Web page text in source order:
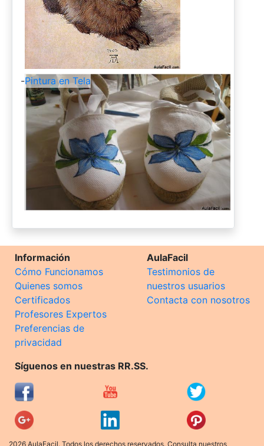
-Pintura en Tela
Información
Cómo Funcionamos
Quienes somos
Certificados
Profesores Expertos
Preferencias de
privacidad
AulaFacil
Testimonios de
nuestros usuarios
Contacta con nosotros
Síguenos en nuestras RR.SS.
2026 AulaFacil. Todos los derechos reservados. Consulta nuestros